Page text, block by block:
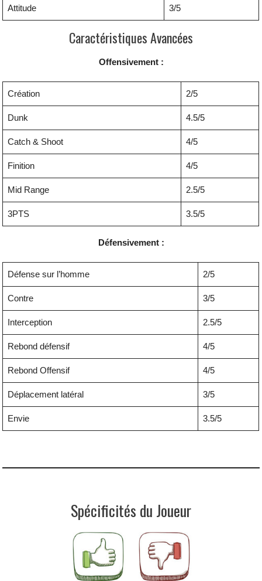
Attitude 3/5
Caractéristiques Avancées
Offensivement :
Création 2/5
Dunk 4.5/5
Catch & Shoot 4/5
Finition 4/5
Mid Range 2.5/5
3PTS 3.5/5
Défensivement :
Défense sur l’homme 2/5
Contre 3/5
Interception 2.5/5
Rebond défensif 4/5
Rebond Offensif 4/5
Déplacement latéral 3/5
Envie 3.5/5
Spécificités du Joueur